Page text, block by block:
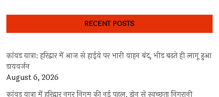
RECENT POSTS
कांवड़ यात्रा: हरिद्वार में आज से हाईवे पर भारी वाहन बंद, भीड़ बढ़ते ही लागू हुआ
डायवर्जन
August 6, 2026